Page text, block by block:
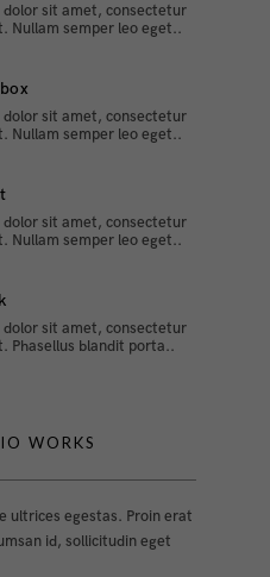
dolor sit amet, consectetur
Nullam semper leo eget..
dolor sit amet, consectetur
Nullam semper leo eget..
dolor sit amet, consectetur
Nullam semper leo eget..
dolor sit amet, consectetur
Phasellus blandit porta..
WORKS
ultrices egestas. Proin erat
id, sollicitudin eget